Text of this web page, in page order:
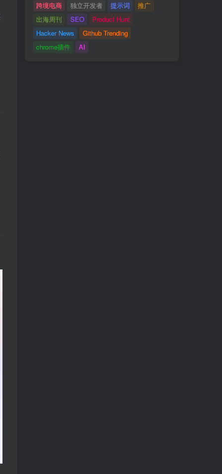
跨境电商 独立开发者 提示词
推广
出海周刊
SEO
Product Hunt
Hacker News
Github Trending
chrome插件
AI